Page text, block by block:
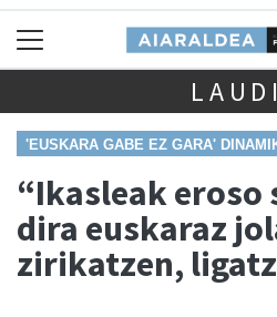
'EUSKARA GABE EZ GARA'
“Ikasleak
dira euskaraz
zirikatzen,